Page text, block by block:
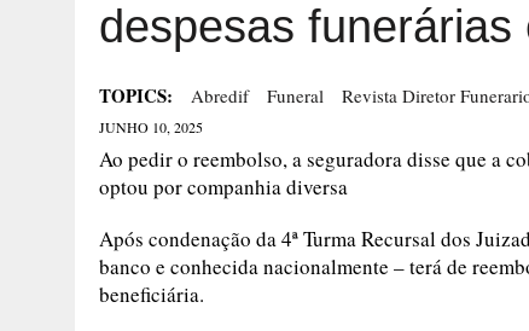
despesas
TOPICS: Abredif Funeral Revista Diretor
JUNHO 10, 2025
Ao pedir o reembolso, a seguradora disse que a
optou por companhia diversa
Após condenação da 4ª Turma Recursal dos
banco e conhecida nacionalmente – terá de
beneficiária.